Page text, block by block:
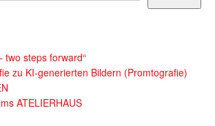
two steps forward“
zu KI-generierten Bildern (Promtografie)
ATELIERHAUS